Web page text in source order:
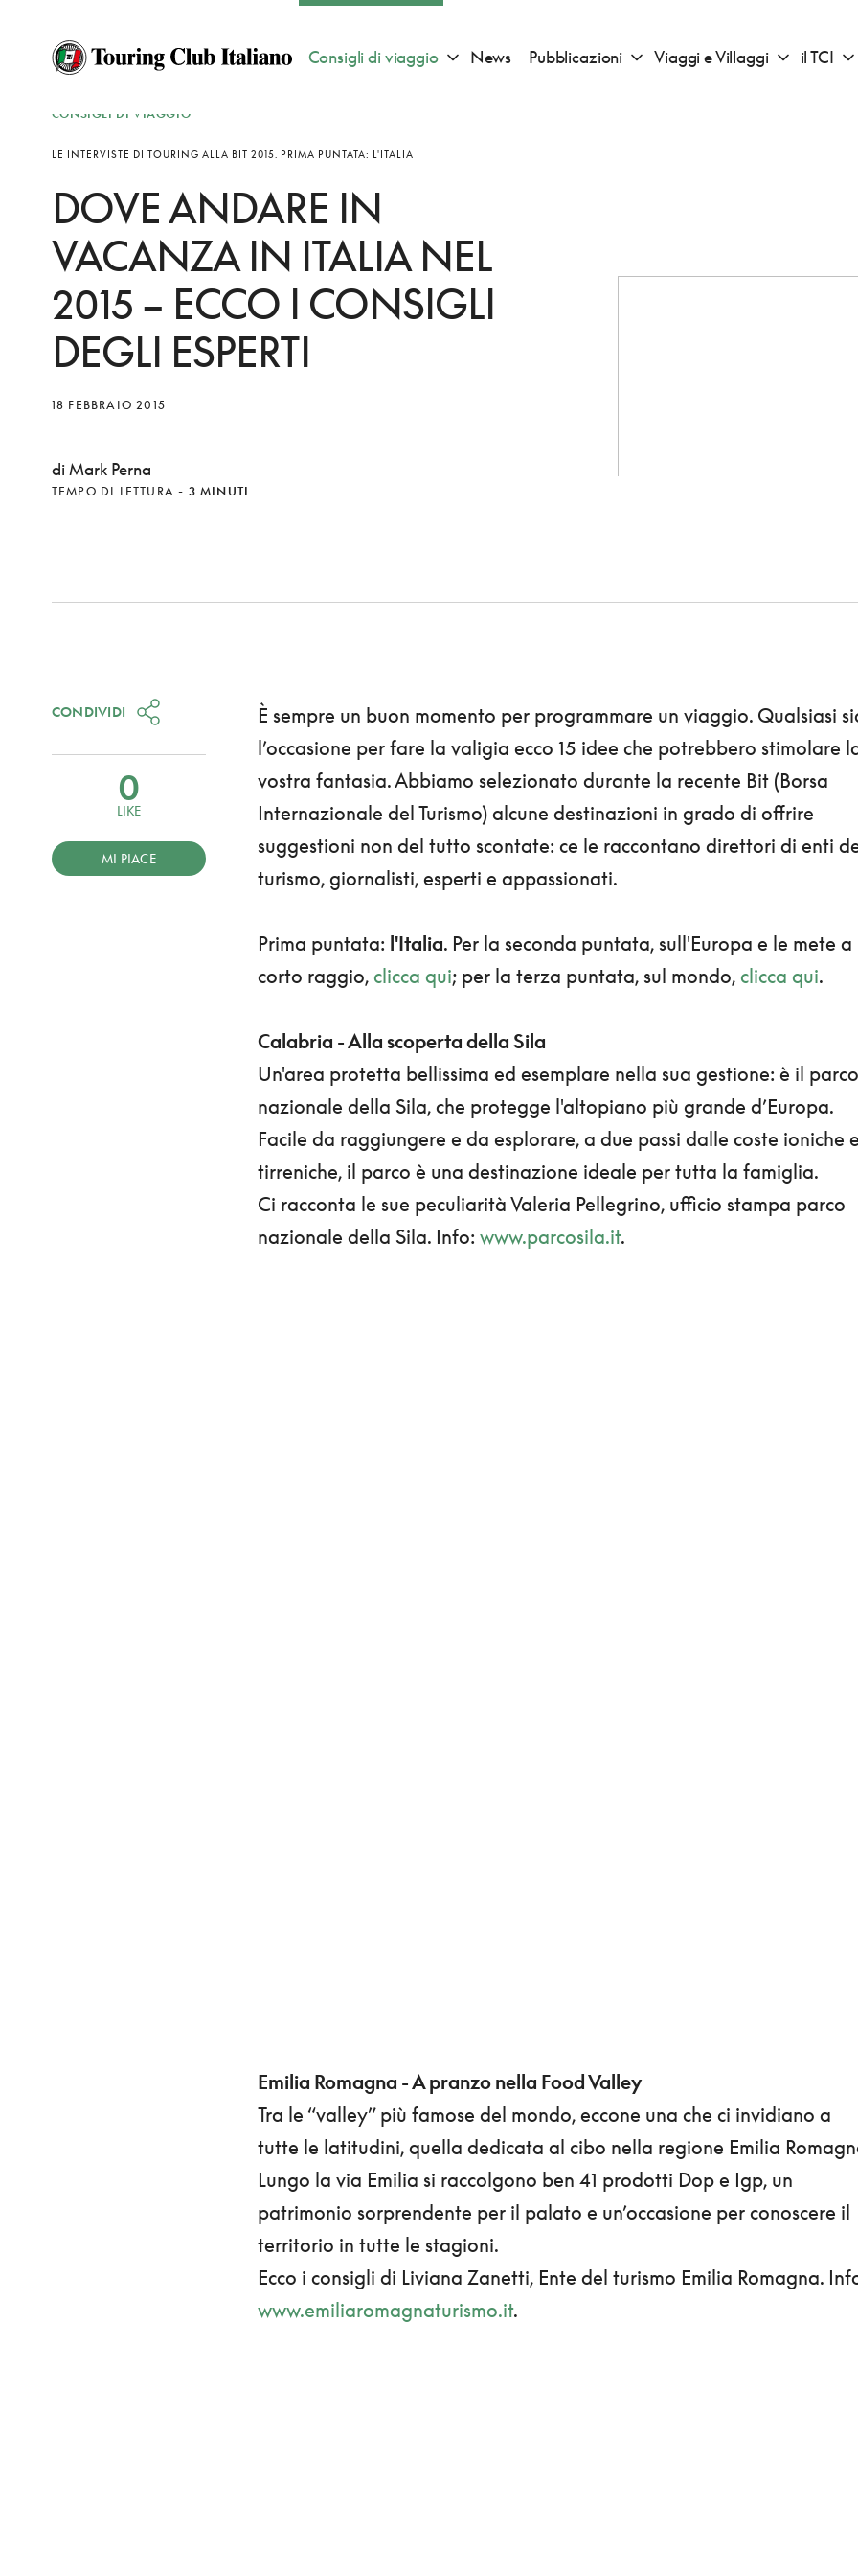
Consigli di viaggio Apri sotto menu "Consigli di viaggio"
News Pubblicazioni Apri sotto menu "Pubblicazioni"
Viaggi e Villaggi Apri sotto
il TCI
CONSIGLI DI VIAGGIO
LE INTERVISTE DI TOURING ALLA BIT 2015. PRIMA PUNTATA: L'ITALIA
DOVE ANDARE IN
VACANZA IN ITALIA NEL
2015 – ECCO I CONSIGLI
DEGLI ESPERTI
18 FEBBRAIO 2015
di Mark Perna
TEMPO DI LETTURA - 3 MINUTI
È sempre un buon momento per programmare un viaggio. Qualsiasi
l’occasione per fare la valigia ecco 15 idee che potrebbero stimolare
vostra fantasia. Abbiamo selezionato durante la recente Bit (Borsa
Internazionale del Turismo) alcune destinazioni in grado di offrire
suggestioni non del tutto scontate: ce le raccontano direttori di enti
turismo, giornalisti, esperti e appassionati.
Prima puntata: l'Italia. Per la seconda puntata, sull'Europa e le mete a
corto raggio, clicca qui; per la terza puntata, sul mondo, clicca qui.
Calabria - Alla scoperta della Sila
Un'area protetta bellissima ed esemplare nella sua gestione: è il parco
nazionale della Sila, che protegge l'altopiano più grande d’Europa.
Facile da raggiungere e da esplorare, a due passi dalle coste ioniche e
tirreniche, il parco è una destinazione ideale per tutta la famiglia.
Ci racconta le sue peculiarità Valeria Pellegrino, ufficio stampa parco
nazionale della Sila. Info: www.parcosila.it.
Emilia Romagna - A pranzo nella Food Valley
Tra le “valley” più famose del mondo, eccone una che ci invidiano a
tutte le latitudini, quella dedicata al cibo nella regione Emilia
Lungo la via Emilia si raccolgono ben 41 prodotti Dop e Igp, un
patrimonio sorprendente per il palato e un’occasione per conoscere il
territorio in tutte le stagioni.
Ecco i consigli di Liviana Zanetti, Ente del turismo Emilia Romagna.
www.emiliaromagnaturismo.it.
CONDIVIDI
0
LIKE
MI PIACE